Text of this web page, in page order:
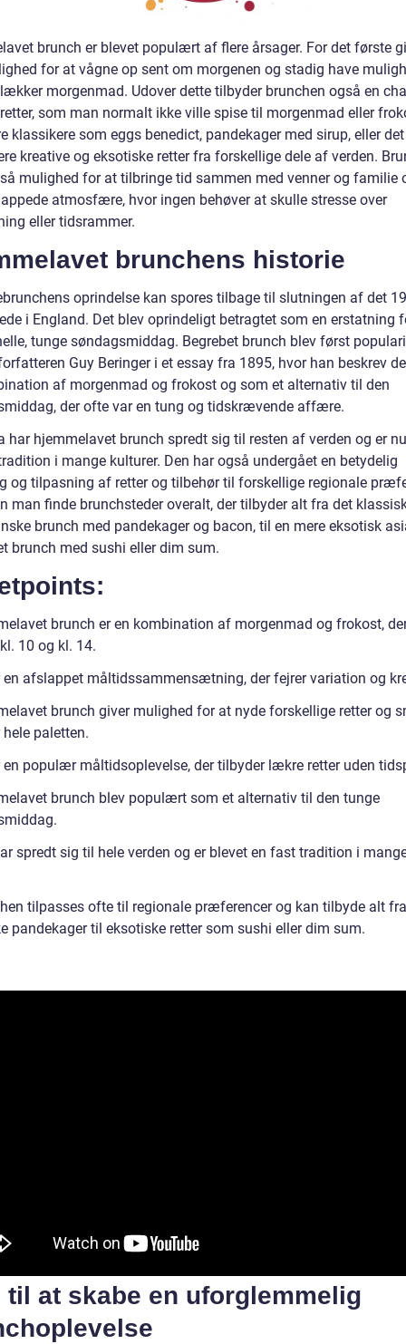
brunch er blevet populært af flere årsager. For det første
for at vågne op sent om morgenen og stadig have
morgenmad. Udover dette tilbyder brunchen også en
som man normalt ikke ville spise til morgenmad eller
klassikere som eggs benedict, pandekager med sirup, eller
kreative og eksotiske retter fra forskellige dele af verden.
mulighed for at tilbringe tid sammen med venner og familie
atmosfære, hvor ingen behøver at skulle stresse over
eller tidsrammer.
brunchens historie
oprindelse kan spores tilbage til slutningen af det
i England. Det blev oprindeligt betragtet som en erstatning
tunge søndagsmiddag. Begrebet brunch blev først
Guy Beringer i et essay fra 1895, hvor han beskrev
af morgenmad og frokost og som et alternativ til den
der ofte var en tung og tidskrævende affære.
har hjemmelavet brunch spredt sig til resten af verden og er
i mange kulturer. Den har også undergået en betydelig
og tilpasning af retter og tilbehør til forskellige regionale
man finde brunchsteder overalt, der tilbyder alt fra det
brunch med pandekager og bacon, til en mere eksotisk
brunch med sushi eller dim sum.
brunch er en kombination af morgenmad og frokost,
10 og kl. 14.
en afslappet måltidssammensætning, der fejrer variation og
brunch giver mulighed for at nyde forskellige retter og
paletten.
en populær måltidsoplevelse, der tilbyder lækre retter uden
brunch blev populært som et alternativ til den tunge
spredt sig til hele verden og er blevet en fast tradition i
tilpasses ofte til regionale præferencer og kan tilbyde alt fra
pandekager til eksotiske retter som sushi eller dim sum.
til at skabe en uforglemmelig